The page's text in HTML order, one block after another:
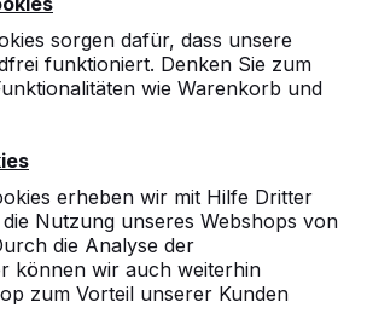
sorgen dafür, dass unsere
funktioniert. Denken Sie zum
wie Warenkorb und
erheben wir mit Hilfe Dritter
Nutzung unseres Webshops von
die Analyse der
können wir auch weiterhin
zum Vorteil unserer Kunden